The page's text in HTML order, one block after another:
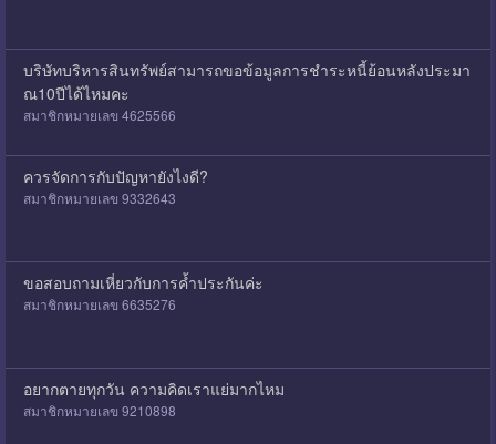
บริษัทบริหารสินทรัพย์สามารถขอข้อมูลการชำระหนี้ย้อนหลังประมา
ณ10ปีได้ไหมคะ
สมาชิกหมายเลข 4625566
ควรจัดการกับปัญหายังไงดี?
สมาชิกหมายเลข 9332643
ขอสอบถามเหี่ยวกับการค้ำประกันค่ะ
สมาชิกหมายเลข 6635276
อยากตายทุกวัน ความคิดเราแย่มากไหม
สมาชิกหมายเลข 9210898